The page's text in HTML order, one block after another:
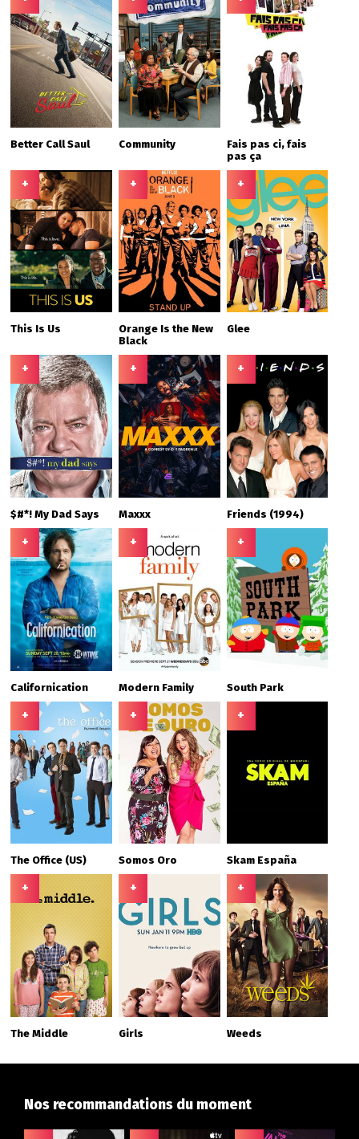
Better Call Saul Community
Fais pas ci, fais
pas ça
+
This Is Us
+
Orange Is the New
Black
+
Glee
+
$#*! My Dad Says
+
Maxxx
+
Friends (1994)
+
Californication
+
Modern Family
+
South Park
+
The Office (US)
+
Somos Oro
+
Skam España
+
The Middle
+
Girls
+
Weeds
Nos recommandations du moment